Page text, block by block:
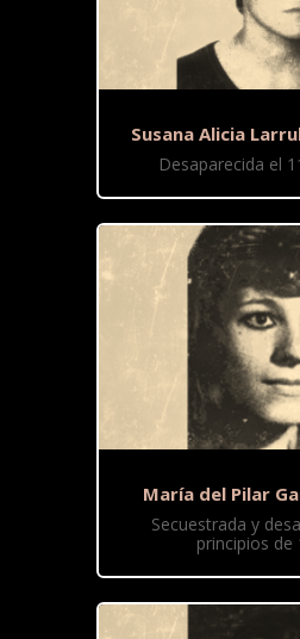
Susana Alicia
Desaparecida el
María del Pilar
Secuestrada y
principios de